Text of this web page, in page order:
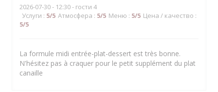
2026-07-30- 12:30 - гости 4
Услуги : 5/5 Атмосфера : 5/5 Меню : 5/5 Цена / качество :
5/5
La formule midi entrée-plat-dessert est très bonne.
N'hésitez pas à craquer pour le petit supplément du plat
canaille